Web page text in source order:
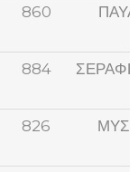
860
884
826